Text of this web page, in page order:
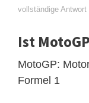
vollständige
Ist
MotoGP:
Formel 1